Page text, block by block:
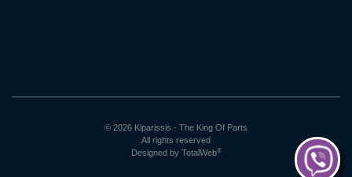
© 2026 Kiparissis - The King Of Parts
All rights reserved
Designed by TotalWeb®